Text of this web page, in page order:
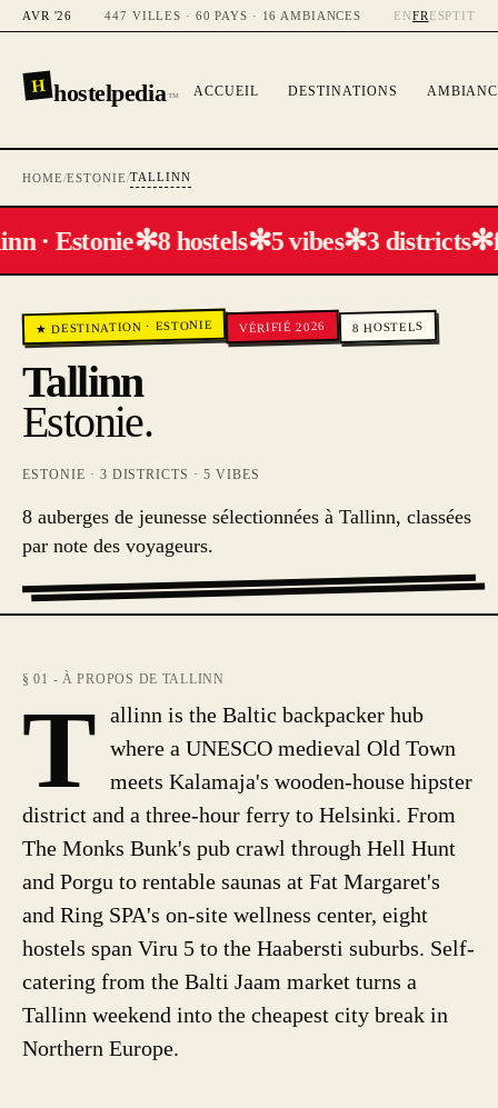
AVR '26 447 VILLES · 60 PAYS · 16 AMBIANCES ENFR ESPTIT
H hostelpedia™ ACCUEIL DESTINATIONS
HOME/ESTONIE/TALLINN
· Estonie✻8 hostels✻5 vibes✻3 districts✻
★ DESTINATION · ESTONIE VÉRIFIÉ 2026 8 HOSTELS
Tallinn
Estonie.
ESTONIE · 3 DISTRICTS ·5 VIBES
8 auberges de jeunesse sélectionnées à Tallinn, classées
par note des voyageurs.
§ 01 - À PROPOS DE TALLINN
T allinn is the Baltic backpacker hub
where a UNESCO medieval Old Town
meets Kalamaja's wooden-house hipster
district and a three-hour ferry to Helsinki. From
The Monks Bunk's pub crawl through Hell Hunt
and Porgu to rentable saunas at Fat Margaret's
and Ring SPA's on-site wellness center, eight
hostels span Viru 5 to the Haabersti suburbs. Self-
catering from the Balti Jaam market turns a
Tallinn weekend into the cheapest city break in
Northern Europe.